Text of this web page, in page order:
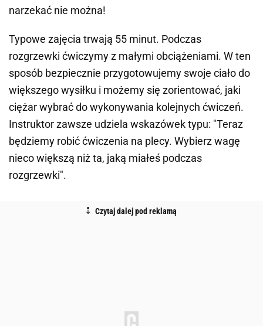
narzekać nie można!
Typowe zajęcia trwają 55 minut. Podczas
rozgrzewki ćwiczymy z małymi obciążeniami. W ten
sposób bezpiecznie przygotowujemy swoje ciało do
większego wysiłku i możemy się zorientować, jaki
ciężar wybrać do wykonywania kolejnych ćwiczeń.
Instruktor zawsze udziela wskazówek typu: "Teraz
będziemy robić ćwiczenia na plecy. Wybierz wagę
nieco większą niż ta, jaką miałeś podczas
rozgrzewki".